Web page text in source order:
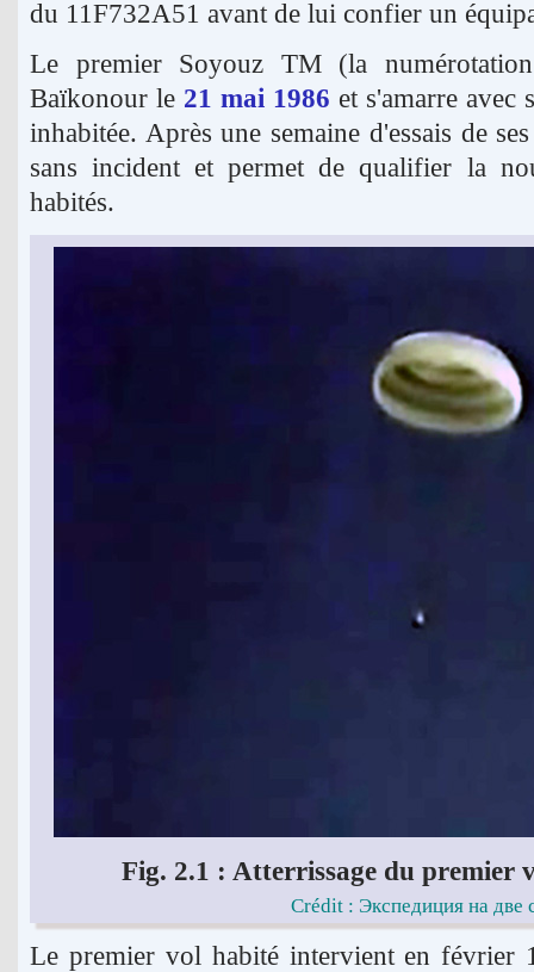
du 11F732A51 avant de lui confier un
Le premier Soyouz TM (la
Baïkonour le 21 mai 1986 et s'amarre avec
inhabitée. Après une semaine d'essais de
sans incident et permet de qualifier la
habités.
Fig. 2.1 : Atterrissage du premier
Crédit : Экспедиция на две
Le premier vol habité intervient en février